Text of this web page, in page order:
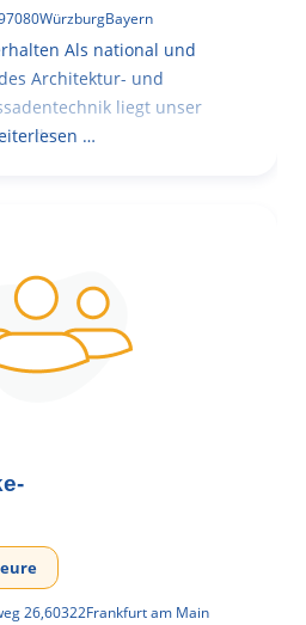
WürzburgBayern
Als national und
Architektur- und
liegt unser
in der
…
26,60322Frankfurt am Main